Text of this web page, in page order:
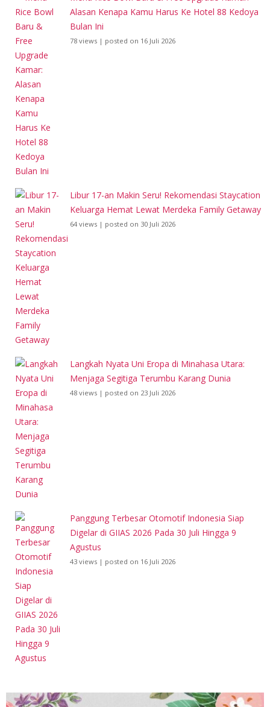
Alasan Kenapa Kamu Harus Ke Hotel 88 Kedoya
Bulan Ini
78 views | posted on 16 Juli 2026
Libur 17-an Makin Seru! Rekomendasi Staycation
Keluarga Hemat Lewat Merdeka Family Getaway
64 views | posted on 30 Juli 2026
Langkah Nyata Uni Eropa di Minahasa Utara:
Menjaga Segitiga Terumbu Karang Dunia
48 views | posted on 23 Juli 2026
Panggung Terbesar Otomotif Indonesia Siap
Digelar di GIIAS 2026 Pada 30 Juli Hingga 9
Agustus
43 views | posted on 16 Juli 2026